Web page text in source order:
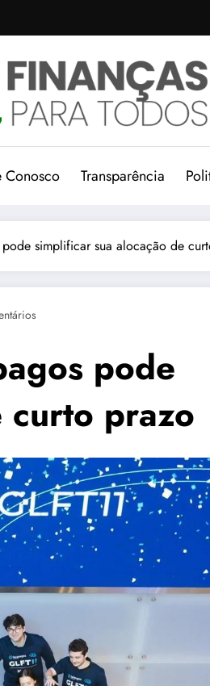
Conosco Transparência
simplificar sua alocação de
pode
curto prazo